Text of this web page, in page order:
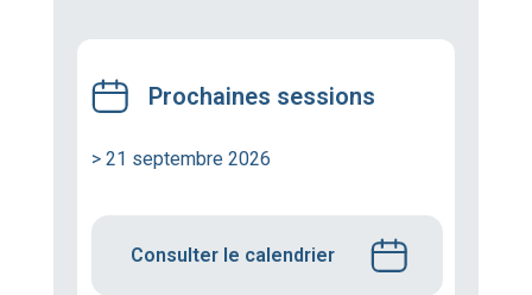
Prochaines sessions
> 21 septembre 2026
Consulter le calendrier